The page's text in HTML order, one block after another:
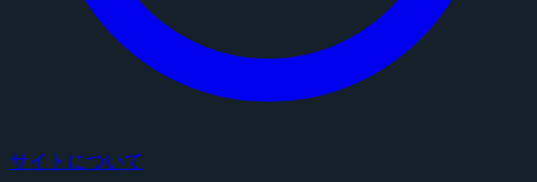
サイトについて